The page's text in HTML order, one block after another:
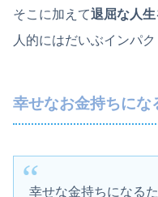
そこに加えて退屈な人
人的にはだいぶインパ
幸せなお金持ちにな
幸せな金持ちになる